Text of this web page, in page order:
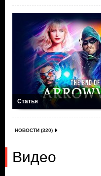
Статья
НОВОСТИ (320)
Видео